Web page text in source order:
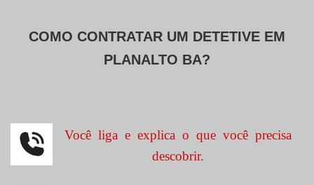
COMO CONTRATAR UM DETETIVE EM
PLANALTO BA?
Você liga e explica o que você precisa
descobrir.